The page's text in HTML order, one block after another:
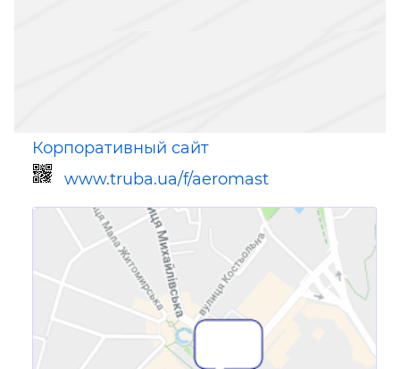
Корпоративный сайт
www.truba.ua/f/aeromast
Ссылка для мобильных устройств